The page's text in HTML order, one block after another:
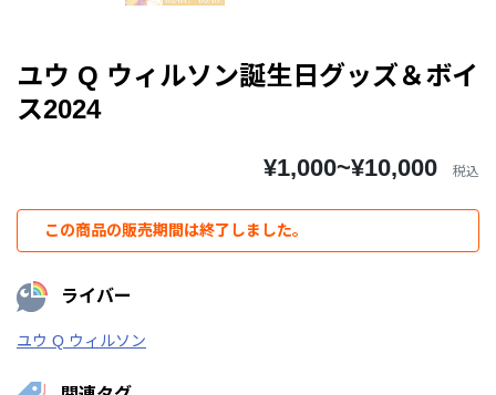
ユウ Q ウィルソン誕生日グッズ＆ボイ
ス2024
¥1,000~¥10,000 税込
この商品の販売期間は終了しました。
ライバー
ユウ Q ウィルソン